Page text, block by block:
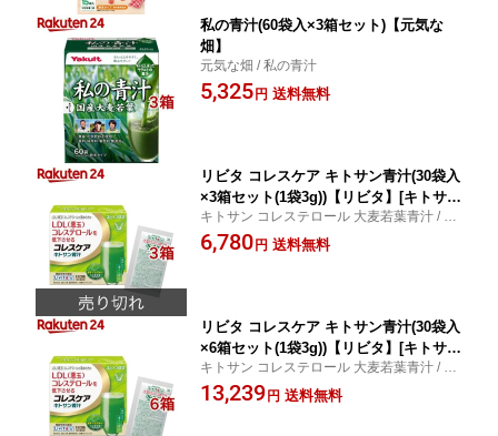
私の青汁(60袋入×3箱セット)【元気な
畑】
元気な畑 / 私の青汁
5,325 円 送料無料
リビタ コレスケア キトサン青汁(30袋入
×3箱セット(1袋3g))【リビタ】[キトサン
コレステロール 大麦若葉青汁]
キトサン コレステロール 大麦若葉青汁 / リ
ビタ / リビタ コレスケア キトサン青汁
6,780 円 送料無料
リビタ コレスケア キトサン青汁(30袋入
×6箱セット(1袋3g))【リビタ】[キトサン
コレステロール 大麦若葉青汁]
キトサン コレステロール 大麦若葉青汁 / リ
ビタ / リビタ コレスケア キトサン青汁
13,239 円 送料無料